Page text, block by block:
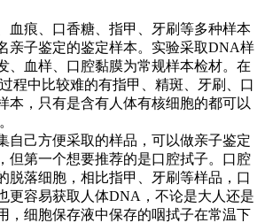
血痕、口香糖、指甲、牙刷等多种样本
亲子鉴定的鉴定样本。实验采取DNA样
、血样、口腔黏膜为常规样本检材。在
程中比较难的有指甲、精斑、牙刷、口
本，只有是含有人体有核细胞的都可以
自己方便采取的样品，可以做亲子鉴定
但第一个想要推荐的是口腔拭子。口腔
脱落细胞，相比指甲、牙刷等样品，口
更容易获取人体DNA，不论是大人还是
，细胞保存液中保存的咽拭子在常温下